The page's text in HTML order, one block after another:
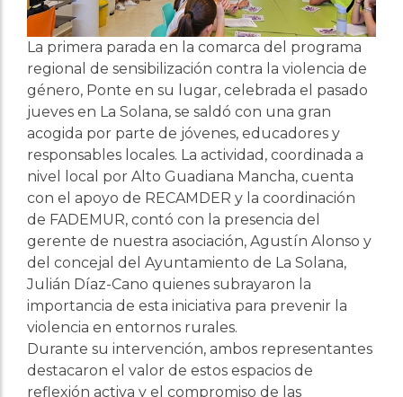
La primera parada en la comarca del programa
regional de sensibilización contra la violencia de
género, Ponte en su lugar, celebrada el pasado
jueves en La Solana, se saldó con una gran
acogida por parte de jóvenes, educadores y
responsables locales. La actividad, coordinada a
nivel local por Alto Guadiana Mancha, cuenta
con el apoyo de RECAMDER y la coordinación
de FADEMUR, contó con la presencia del
gerente de nuestra asociación, Agustín Alonso y
del concejal del Ayuntamiento de La Solana,
Julián Díaz-Cano quienes subrayaron la
importancia de esta iniciativa para prevenir la
violencia en entornos rurales.
Durante su intervención, ambos representantes
destacaron el valor de estos espacios de
reflexión activa y el compromiso de las